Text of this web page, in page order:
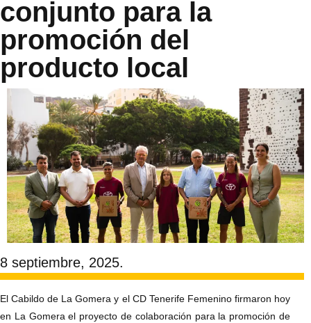
conjunto para la
promoción del
producto local
8 septiembre, 2025.
El Cabildo de La Gomera y el CD Tenerife Femenino firmaron hoy
en La Gomera el proyecto de colaboración para la promoción de